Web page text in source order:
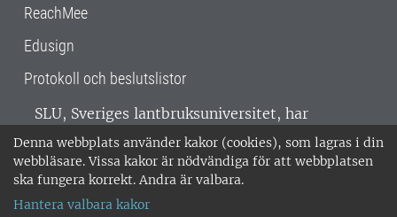
Denna webbplats använder kakor (cookies), som lagras i din
webbläsare. Vissa kakor är nödvändiga för att webbplatsen
ska fungera korrekt. Andra är valbara.
Hantera valbara kakor
ReachMee
Edusign
Protokoll och beslutslistor
SLU, Sveriges lantbruksuniversitet, har
verksamhet över hela Sverige. Huvudorter är
Alnarp, Uppsala och Umeå.SLU är
miljöcertifierat enligt ISO 14001. •
018-67 10 00 • Org nr: 202100-2817 •